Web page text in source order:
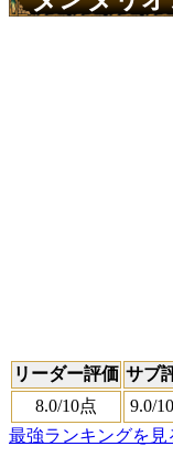
リーダー評価 サブ
8.0/10点 9.0/
最強ランキングを見